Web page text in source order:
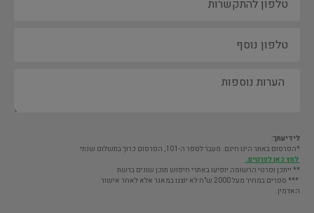
לידיעתך:
*הפרסום באתר הינו חינם. מעבר לספר ה-101, הפרסום כרוך בתשלום שנתי
לחץ כאן לפרטים.
** ייתכן ופרטי הרשומה יופיעו באתרי חיפוש תוכן שונים ברשת
*** ספרים במחיר מעל 2000 ש"ח לא יוצגו במאגר אלא לאחר אישור
האדמין.